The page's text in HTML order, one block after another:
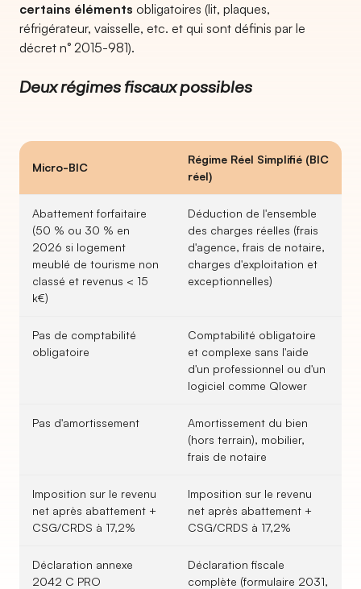
certains éléments obligatoires (lit, plaques,
réfrigérateur, vaisselle, etc. et qui sont définis par le
décret n° 2015-981).
Deux régimes fiscaux possibles
Micro-BIC
Régime Réel Simplifié (BIC
réel)
Abattement forfaitaire
(50 % ou 30 % en
2026 si logement
meublé de tourisme non
classé et revenus < 15
k€)
Déduction de l'ensemble
des charges réelles (frais
d'agence, frais de notaire,
charges d'exploitation et
exceptionnelles)
Pas de comptabilité
obligatoire
Comptabilité obligatoire
et complexe sans l'aide
d'un professionnel ou d'un
logiciel comme Qlower
Pas d'amortissement
Amortissement du bien
(hors terrain), mobilier,
frais de notaire
Imposition sur le revenu
net après abattement +
CSG/CRDS à 17,2%
Imposition sur le revenu
net après abattement +
CSG/CRDS à 17,2%
Déclaration annexe
2042 C PRO
Déclaration fiscale
complète (formulaire 2031,